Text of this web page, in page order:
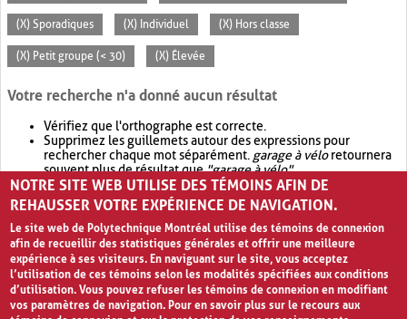
(X) Sporadiques (X) Individuel (X) Hors classe
(X) Petit groupe (< 30) (X) Élevée
Votre recherche n'a donné aucun résultat
Vérifiez que l'orthographe est correcte.
Supprimez les guillemets autour des expressions pour
rechercher chaque mot séparément. garage à véloretournera
souvent plus de résultat que"garage à vélo".
Envisagez d'élargir votre recherche avec OR.garage OR vélo
retournera souvent plus de résultat quegarage à vélo
NOTRE SITE WEB UTILISE DES TÉMOINS AFIN DE
REHAUSSER VOTRE EXPÉRIENCE DE NAVIGATION.
Le site web de Polytechnique Montréal utilise des témoins de connexion
afin de recueillir des statistiques générales et offrir une meilleure
expérience à ses visiteurs. En naviguant sur le site, vous acceptez
l’utilisation de ces témoins selon les modalités spécifiées aux conditions
d’utilisation. Vous pouvez refuser les témoins de connexion en modifiant
vos paramètres de navigation. Pour en savoir plus sur le recours aux